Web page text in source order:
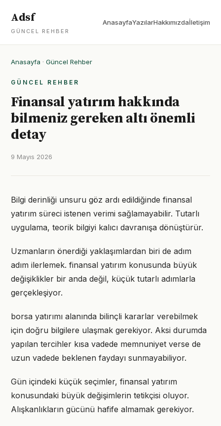
Adsf
GÜNCEL REHBER
AnasayfaYazılarHakkımızdaİletişim
Anasayfa · Güncel Rehber
GÜNCEL REHBER
Finansal yatırım hakkında
bilmeniz gereken altı önemli
detay
9 Mayıs 2026
Bilgi derinliği unsuru göz ardı edildiğinde finansal
yatırım süreci istenen verimi sağlamayabilir. Tutarlı
uygulama, teorik bilgiyi kalıcı davranışa dönüştürür.
Uzmanların önerdiği yaklaşımlardan biri de adım
adım ilerlemek. finansal yatırım konusunda büyük
değişiklikler bir anda değil, küçük tutarlı adımlarla
gerçekleşiyor.
borsa yatırımı alanında bilinçli kararlar verebilmek
için doğru bilgilere ulaşmak gerekiyor. Aksi durumda
yapılan tercihler kısa vadede memnuniyet verse de
uzun vadede beklenen faydayı sunmayabiliyor.
Gün içindeki küçük seçimler, finansal yatırım
konusundaki büyük değişimlerin tetikçisi oluyor.
Alışkanlıkların gücünü hafife almamak gerekiyor.